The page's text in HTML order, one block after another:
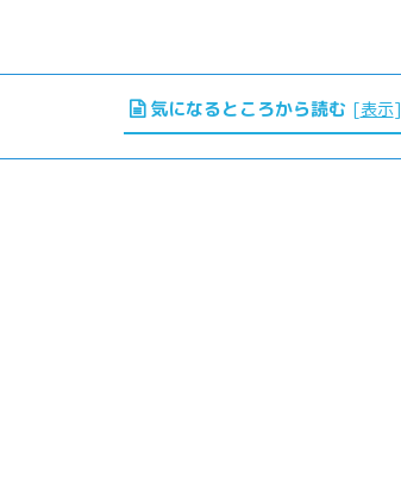
気になるところから読む [表示]